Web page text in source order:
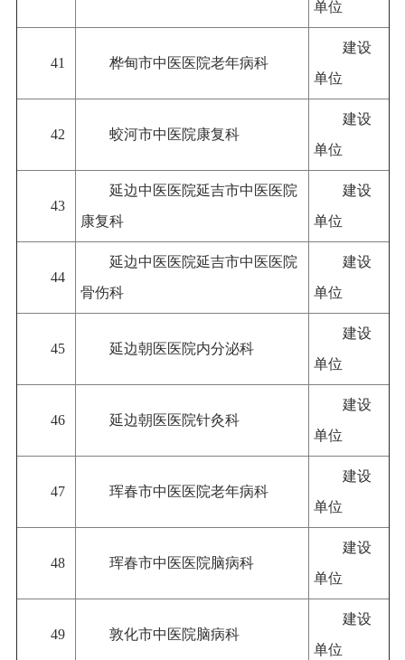
单位
41 桦甸市中医医院老年病科
建设
单位
42 蛟河市中医院康复科
建设
单位
43
延边中医医院延吉市中医医院
康复科
建设
单位
44
延边中医医院延吉市中医医院
骨伤科
建设
单位
45 延边朝医医院内分泌科
建设
单位
46 延边朝医医院针灸科
建设
单位
47 珲春市中医医院老年病科
建设
单位
48 珲春市中医医院脑病科
建设
单位
49 敦化市中医院脑病科
建设
单位